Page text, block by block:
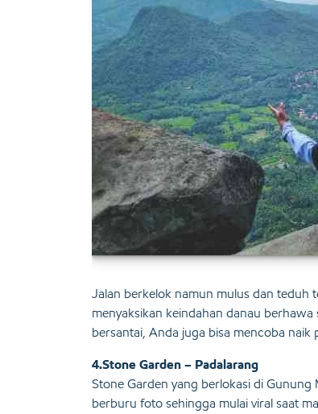
Jalan berkelok namun mulus dan teduh
menyaksikan keindahan danau
bersantai, Anda juga bisa mencoba
4.Stone Garden – Padalarang
Stone Garden yang berlokasi di
berburu foto sehingga mulai viral saat